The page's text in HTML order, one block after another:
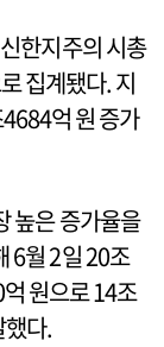
한지주의 시총
집계됐다. 지
억 원 증가
높은 증가율을
6월 2일 20조
원으로 14조
다.